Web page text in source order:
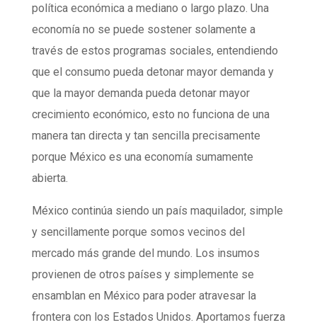
política económica a mediano o largo plazo. Una
economía no se puede sostener solamente a
través de estos programas sociales, entendiendo
que el consumo pueda detonar mayor demanda y
que la mayor demanda pueda detonar mayor
crecimiento económico, esto no funciona de una
manera tan directa y tan sencilla precisamente
porque México es una economía sumamente
abierta.
México continúa siendo un país maquilador, simple
y sencillamente porque somos vecinos del
mercado más grande del mundo. Los insumos
provienen de otros países y simplemente se
ensamblan en México para poder atravesar la
frontera con los Estados Unidos. Aportamos fuerza